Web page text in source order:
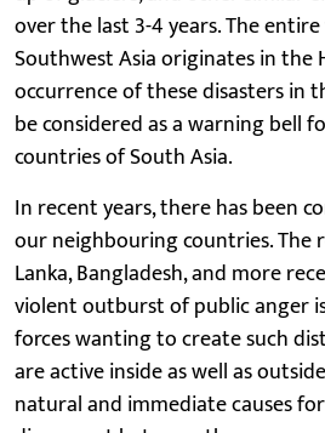
over the last 3-4 years. The
Southwest Asia originates in the
occurrence of these disasters in
be considered as a warning bell
countries of South Asia.
In recent years, there has been
our neighbouring countries. The
Lanka, Bangladesh, and more
violent outburst of public anger
forces wanting to create such
are active inside as well as
natural and immediate causes